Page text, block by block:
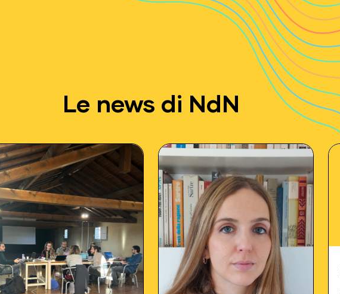
Le news di NdN